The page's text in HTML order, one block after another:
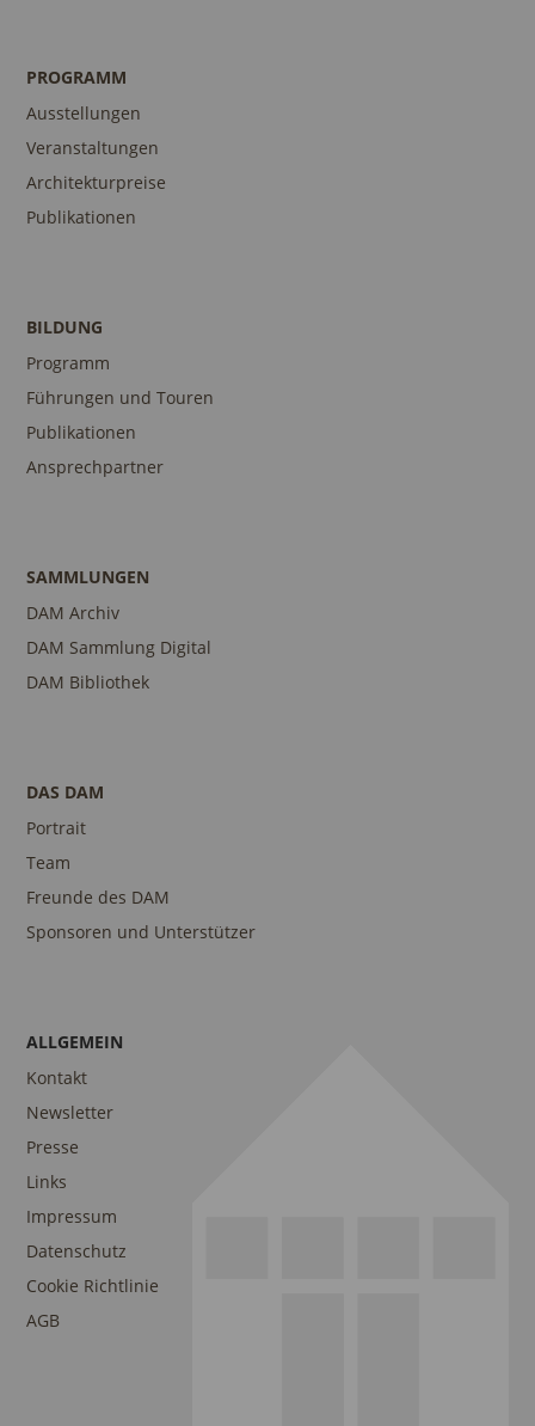
PROGRAMM
Ausstellungen
Veranstaltungen
Architekturpreise
Publikationen
BILDUNG
Programm
Führungen und Touren
Publikationen
Ansprechpartner
SAMMLUNGEN
DAM Archiv
DAM Sammlung Digital
DAM Bibliothek
DAS DAM
Portrait
Team
Freunde des DAM
Sponsoren und Unterstützer
ALLGEMEIN
Kontakt
Newsletter
Presse
Links
Impressum
Datenschutz
Cookie Richtlinie
AGB